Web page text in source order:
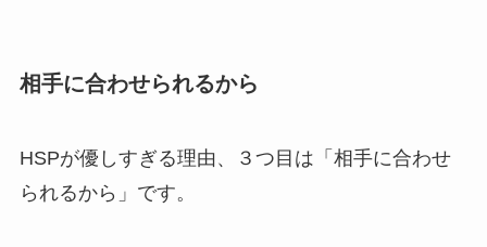
相手に合わせられるから
HSPが優しすぎる理由、３つ目は「相手に合わせ
られるから」です。